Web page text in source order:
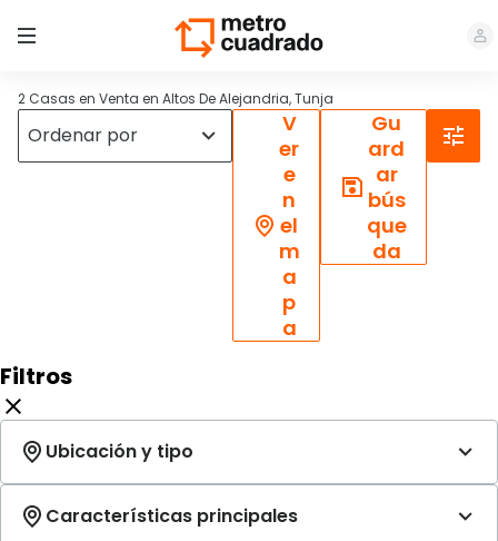
2 Casas en Venta en Altos De Alejandria, Tunja
V
er
e
n
el
m
a
p
a
Gu
ard
ar
bús
que
da
Filtros